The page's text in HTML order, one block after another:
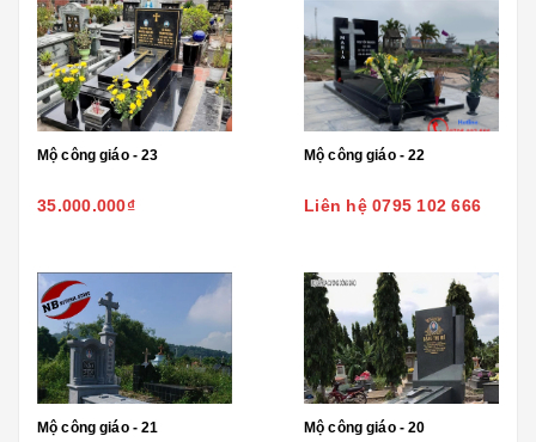
Mộ công giáo - 23
35.000.000₫
Mộ công giáo - 22
Liên hệ 0795 102 666
Mộ công giáo - 21 Mộ công giáo - 20